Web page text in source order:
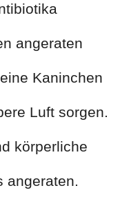
angeraten
Kaninchen
Luft sorgen.
körperliche
angeraten.